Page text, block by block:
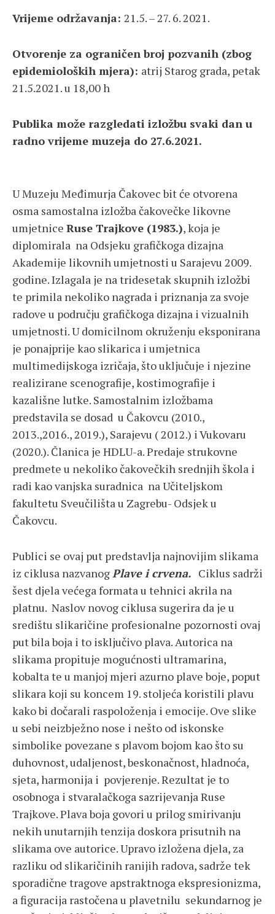
Vrijeme održavanja: 21.5. – 27. 6. 2021.
Otvorenje za ograničen broj pozvanih (zbog
epidemioloških mjera): atrij Starog grada, petak
21.5.2021. u 18,00 h
Publika može razgledati izložbu svaki dan u
radno vrijeme muzeja do 27.6.2021.
U Muzeju Međimurja Čakovec bit će otvorena
osma samostalna izložba čakovečke likovne
umjetnice Ruse Trajkove (1983.), koja je
diplomirala na Odsjeku grafičkoga dizajna
Akademije likovnih umjetnosti u Sarajevu 2009.
godine. Izlagala je na tridesetak skupnih izložbi
te primila nekoliko nagrada i priznanja za svoje
radove u području grafičkoga dizajna i vizualnih
umjetnosti. U domicilnom okruženju eksponirana
je ponajprije kao slikarica i umjetnica
multimedijskoga izričaja, što uključuje i njezine
realizirane scenografije, kostimografije i
kazališne lutke. Samostalnim izložbama
predstavila se dosad u Čakovcu (2010.,
2013.,2016., 2019.), Sarajevu ( 2012.) i Vukovaru
(2020.). Članica je HDLU-a. Predaje strukovne
predmete u nekoliko čakovečkih srednjih škola i
radi kao vanjska suradnica na Učiteljskom
fakultetu Sveučilišta u Zagrebu- Odsjek u
Čakovcu.
Publici se ovaj put predstavlja najnovijim slikama
iz ciklusa nazvanogPlave i crvena. Ciklus sadrži
šest djela većega formata u tehnici akrila na
platnu. Naslov novog ciklusa sugerira da je u
središtu slikaričine profesionalne pozornosti ovaj
put bila boja i to isključivo plava. Autorica na
slikama propituje mogućnosti ultramarina,
kobalta te u manjoj mjeri azurno plave boje, poput
slikara koji su koncem 19. stoljeća koristili plavu
kako bi dočarali raspoloženja i emocije. Ove slike
u sebi neizbježno nose i nešto od iskonske
simbolike povezane s plavom bojom kao što su
duhovnost, udaljenost, beskonačnost, hladnoća,
sjeta, harmonija i povjerenje. Rezultat je to
osobnoga i stvaralačkoga sazrijevanja Ruse
Trajkove. Plava boja govori u prilog smirivanju
nekih unutarnjih tenzija doskora prisutnih na
slikama ove autorice. Upravo izložena djela, za
razliku od slikaričinih ranijih radova, sadrže tek
sporadične tragove apstraktnoga ekspresionizma,
a figuracija rastočena u plavetnilu sekundarnog je